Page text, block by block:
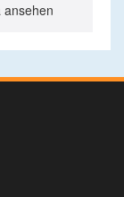
ansehen